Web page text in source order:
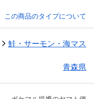
この商品のタイプについて
鮭・サーモン・海マス
青森県